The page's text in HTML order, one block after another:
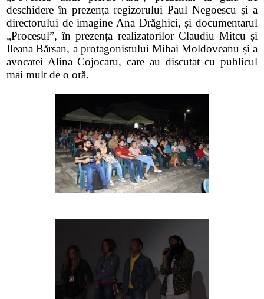
deschidere în prezența regizorului Paul Negoescu și a
directorului de imagine Ana Drăghici, și documentarul
„Procesul”, în prezența realizatorilor Claudiu Mitcu și
Ileana Bărsan, a protagonistului Mihai Moldoveanu și a
avocatei Alina Cojocaru, care au discutat cu publicul
mai mult de o oră.